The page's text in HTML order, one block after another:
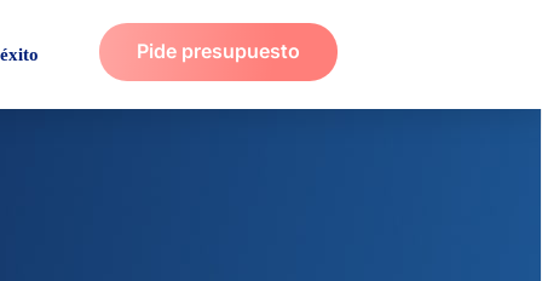
Pide presupuesto